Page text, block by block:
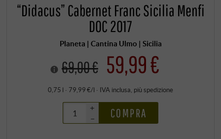
“Didacus” Cabernet Franc Sicilia Menfi
DOC 2017
Planeta | Cantina Ulmo | Sicilia
69,00 € 59,99 €
0,75 l · 79,99 €/l · IVA inclusa, più spedizione
+
–
COMPRA